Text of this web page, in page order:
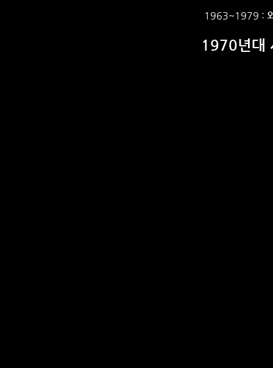
1963~1979 :
1970년대